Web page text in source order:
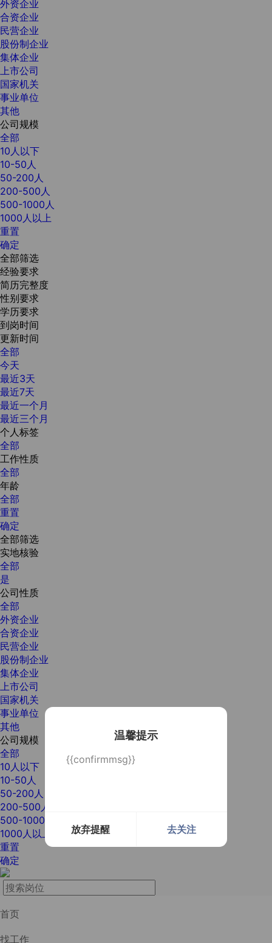
温馨提示
{{confirmmsg}}
放弃提醒 去关注
外资企业
合资企业
民营企业
股份制企业
集体企业
上市公司
国家机关
事业单位
其他
公司规模
全部
10人以下
10-50人
50-200人
200-500人
500-1000人
1000人以上
重置
确定
全部筛选
经验要求
简历完整度
性别要求
学历要求
到岗时间
更新时间
全部
今天
最近3天
最近7天
最近一个月
最近三个月
个人标签
全部
工作性质
全部
年龄
全部
重置
确定
全部筛选
实地核验
全部
是
公司性质
全部
外资企业
合资企业
民营企业
股份制企业
集体企业
上市公司
国家机关
事业单位
其他
公司规模
全部
10人以下
10-50人
50-200人
200-500人
500-1000人
1000人以上
重置
确定
首页
找工作